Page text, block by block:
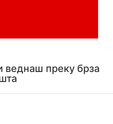
веднаш преку брза